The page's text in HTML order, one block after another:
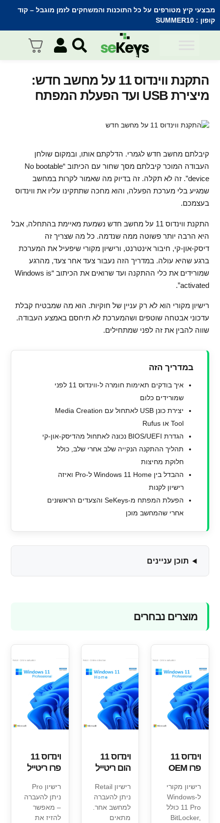
מבצעי קיץ מטורפים על כל התוכנות והמשחקים לזמן מוגבל – קוד
קופון : SUMMER10
התקנת ווינדוס 11 על מחשב חדש:
מיצירת USB ועד הפעלת המפתח
קיבלתם מחשב חדש לגמרי. הדלקתם אותו, ובמקום שולחן
העבודה המוכר קיבלתם מסך שחור עם הכיתוב “No bootable
device”. זה לא תקלה. זה בדיוק מה שאמור לקרות במחשב
שמגיע בלי מערכת הפעלה, והוא מחכה שתתקינו עליו את ווינדוס
בעצמכם.
התקנת ווינדוס 11 על מחשב חדש נשמעת מאיימת בהתחלה, אבל
היא הרבה יותר פשוטה ממה שנדמה. כל מה שצריך זה
דיסק-און-קי, חיבור אינטרנט, ורישיון מקורי שיפעיל את המערכת
ברגע שהיא עולה. במדריך הזה נעבור צעד אחר צעד, מהרגע
שמורידים את כלי ההתקנה ועד שרואים את הכיתוב “Windows is
activated”.
רישיון מקורי הוא לא רק עניין של חוקיות. הוא מה שמבטיח קבלת
עדכוני אבטחה שוטפים ושהמערכת לא תיחסם באמצע העבודה.
שווה להבין את זה לפני שמתחילים.
במדריך הזה
איך בודקים תאימות חומרה ל-ווינדוס 11 לפני
שמורידים כלום
יצירת כונן USB לאתחול עם Media Creation
Tool או Rufus
הגדרת BIOS/UEFI נכונה לאתחול מהדיסק-און-קי
תהליך ההתקנה הנקייה שלב אחרי שלב, כולל
חלוקת מחיצות
ההבדל בין Windows 11 Home ל-Pro ואיזה
רישיון לקנות
הפעלת המפתח מ-SeKeys והצעדים הראשונים
אחרי שהמחשב מוכן
תוכן עניינים
מוצרים נבחרים
וינדוס 11
פרו OEM
רישיון מקורי
ל-Windows
11 Pro כולל
BitLocker,
וינדוס 11
הום ריטייל
רישיון Retail
ניתן להעברה
למחשב אחר.
מתאים
וינדוס 11
פרו ריטייל
רישיון Pro
ניתן להעברה
– מאפשר
להזיז את